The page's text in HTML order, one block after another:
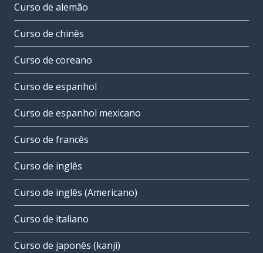
Curso de alemão
Curso de chinês
Curso de coreano
Curso de espanhol
Curso de espanhol mexicano
Curso de francês
Curso de inglês
Curso de inglês (Americano)
Curso de italiano
Curso de japonês (kanji)